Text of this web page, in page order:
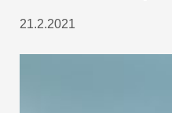
21.2.2021